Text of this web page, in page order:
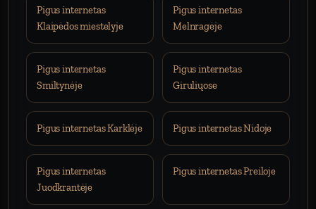
Pigus internetas
Klaipėdos miestelyje
Pigus internetas
Melnragėje
Pigus internetas
Smiltynėje
Pigus internetas
Giruliųose
Pigus internetas Karklėje Pigus internetas Nidoje
Pigus internetas
Juodkrantėje
Pigus internetas Preiloje